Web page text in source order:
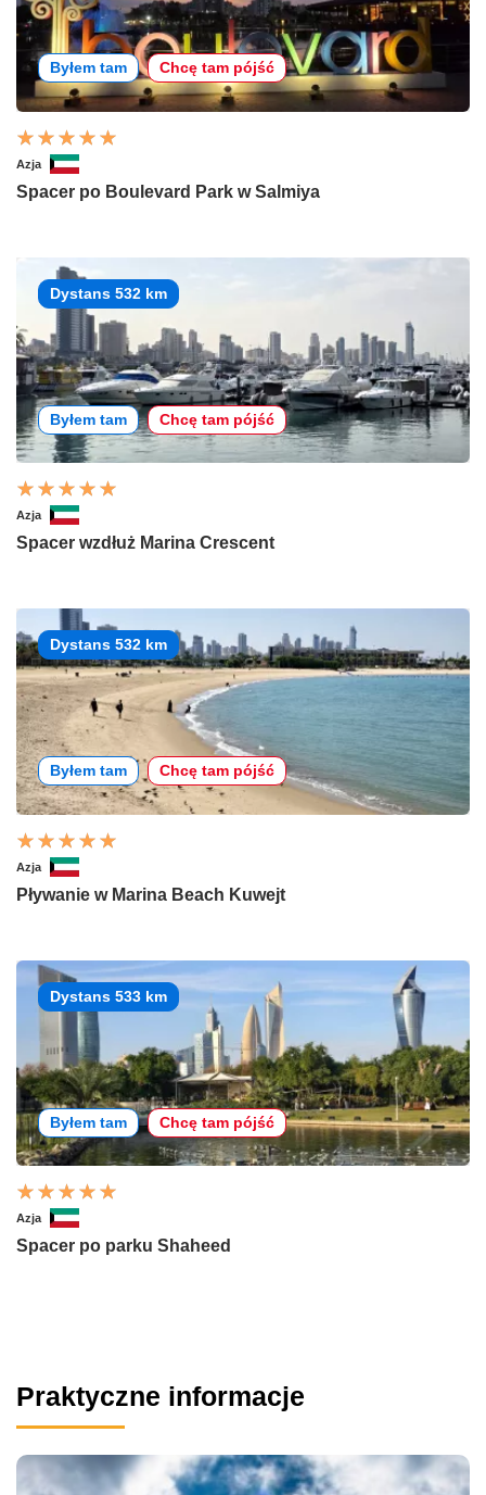
Byłem tam Chcę tam pójść
Azja
Spacer po Boulevard Park w Salmiya
Dystans 532 km
Byłem tam Chcę tam pójść
Azja
Spacer wzdłuż Marina Crescent
Dystans 532 km
Byłem tam Chcę tam pójść
Azja
Pływanie w Marina Beach Kuwejt
Dystans 533 km
Byłem tam Chcę tam pójść
Azja
Spacer po parku Shaheed
Praktyczne informacje